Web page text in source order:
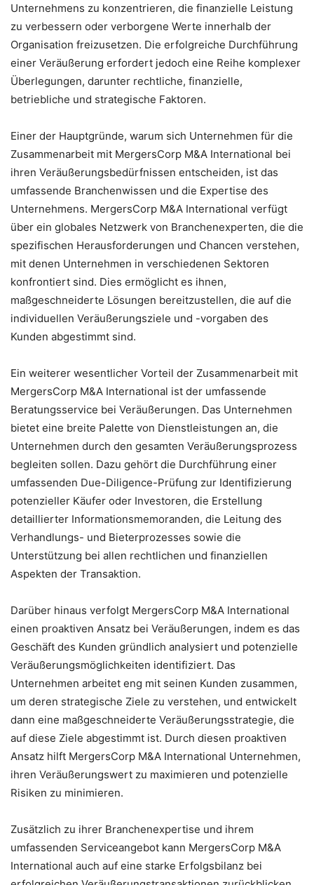
Unternehmens zu konzentrieren, die finanzielle Leistung
zu verbessern oder verborgene Werte innerhalb der
Organisation freizusetzen. Die erfolgreiche Durchführung
einer Veräußerung erfordert jedoch eine Reihe komplexer
Überlegungen, darunter rechtliche, finanzielle,
betriebliche und strategische Faktoren.
Einer der Hauptgründe, warum sich Unternehmen für die
Zusammenarbeit mit MergersCorp M&A International bei
ihren Veräußerungsbedürfnissen entscheiden, ist das
umfassende Branchenwissen und die Expertise des
Unternehmens. MergersCorp M&A International verfügt
über ein globales Netzwerk von Branchenexperten, die die
spezifischen Herausforderungen und Chancen verstehen,
mit denen Unternehmen in verschiedenen Sektoren
konfrontiert sind. Dies ermöglicht es ihnen,
maßgeschneiderte Lösungen bereitzustellen, die auf die
individuellen Veräußerungsziele und -vorgaben des
Kunden abgestimmt sind.
Ein weiterer wesentlicher Vorteil der Zusammenarbeit mit
MergersCorp M&A International ist der umfassende
Beratungsservice bei Veräußerungen. Das Unternehmen
bietet eine breite Palette von Dienstleistungen an, die
Unternehmen durch den gesamten Veräußerungsprozess
begleiten sollen. Dazu gehört die Durchführung einer
umfassenden Due-Diligence-Prüfung zur Identifizierung
potenzieller Käufer oder Investoren, die Erstellung
detaillierter Informationsmemoranden, die Leitung des
Verhandlungs- und Bieterprozesses sowie die
Unterstützung bei allen rechtlichen und finanziellen
Aspekten der Transaktion.
Darüber hinaus verfolgt MergersCorp M&A International
einen proaktiven Ansatz bei Veräußerungen, indem es das
Geschäft des Kunden gründlich analysiert und potenzielle
Veräußerungsmöglichkeiten identifiziert. Das
Unternehmen arbeitet eng mit seinen Kunden zusammen,
um deren strategische Ziele zu verstehen, und entwickelt
dann eine maßgeschneiderte Veräußerungsstrategie, die
auf diese Ziele abgestimmt ist. Durch diesen proaktiven
Ansatz hilft MergersCorp M&A International Unternehmen,
ihren Veräußerungswert zu maximieren und potenzielle
Risiken zu minimieren.
Zusätzlich zu ihrer Branchenexpertise und ihrem
umfassenden Serviceangebot kann MergersCorp M&A
International auch auf eine starke Erfolgsbilanz bei